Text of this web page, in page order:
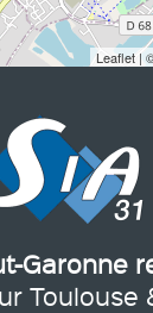
Leaflet| ©
Garonne
Toulouse